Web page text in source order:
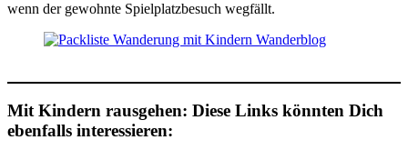
wenn der gewohnte Spielplatzbesuch wegfällt.
Mit Kindern rausgehen: Diese Links könnten Dich
ebenfalls interessieren: